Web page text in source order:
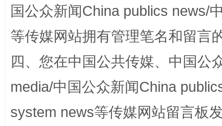
站台名比不上好声名
国公众新闻China publics news/
等传媒网站拥有管理笔名和留言
四、您在中国公共传媒、中国公
media/中国公众新闻China
system news等传媒网站留言板